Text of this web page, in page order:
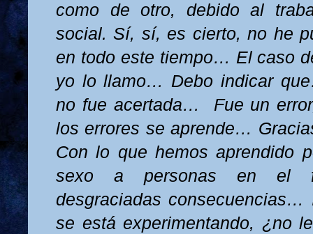
como de otro, debido al
social. Sí, sí, es cierto, no he
en todo este tiempo… El caso
yo lo llamo… Debo indicar
no fue acertada…
Fue un
los errores se aprende…
Con lo que hemos aprendido
sexo a personas en el
desgraciadas consecuencias…
se está experimentando, ¿no